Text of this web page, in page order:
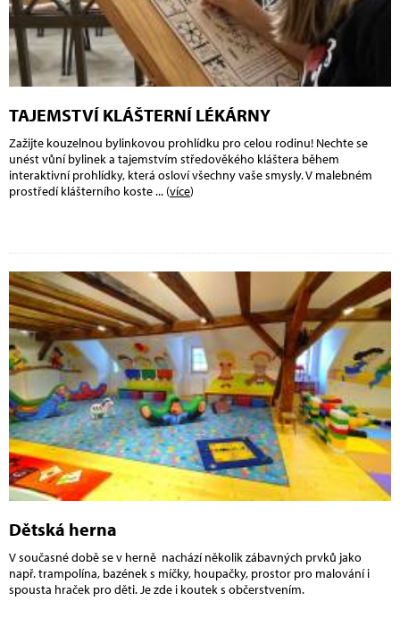
TAJEMSTVÍ KLÁŠTERNÍ LÉKÁRNY
Zažijte kouzelnou bylinkovou prohlídku pro celou rodinu! Nechte se
unést vůní bylinek a tajemstvím středověkého kláštera během
interaktivní prohlídky, která osloví všechny vaše smysly. V malebném
prostředí klášterního koste... (více)
Dětská herna
V současné době se v herně nachází několik zábavných prvků jako
např. trampolína, bazének s míčky, houpačky, prostor pro malování i
spousta hraček pro děti. Je zde i koutek s občerstvením.